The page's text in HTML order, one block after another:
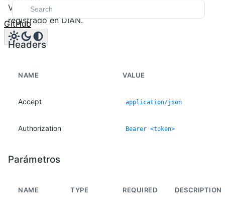
GitHub
Valida si una empresa tiene un facturador legal
registrado en DIAN.
Headers
NAME VALUE
Accept application/json
Authorization Bearer <token>
Parámetros
NAME TYPE REQUIRED DESCRIPTION